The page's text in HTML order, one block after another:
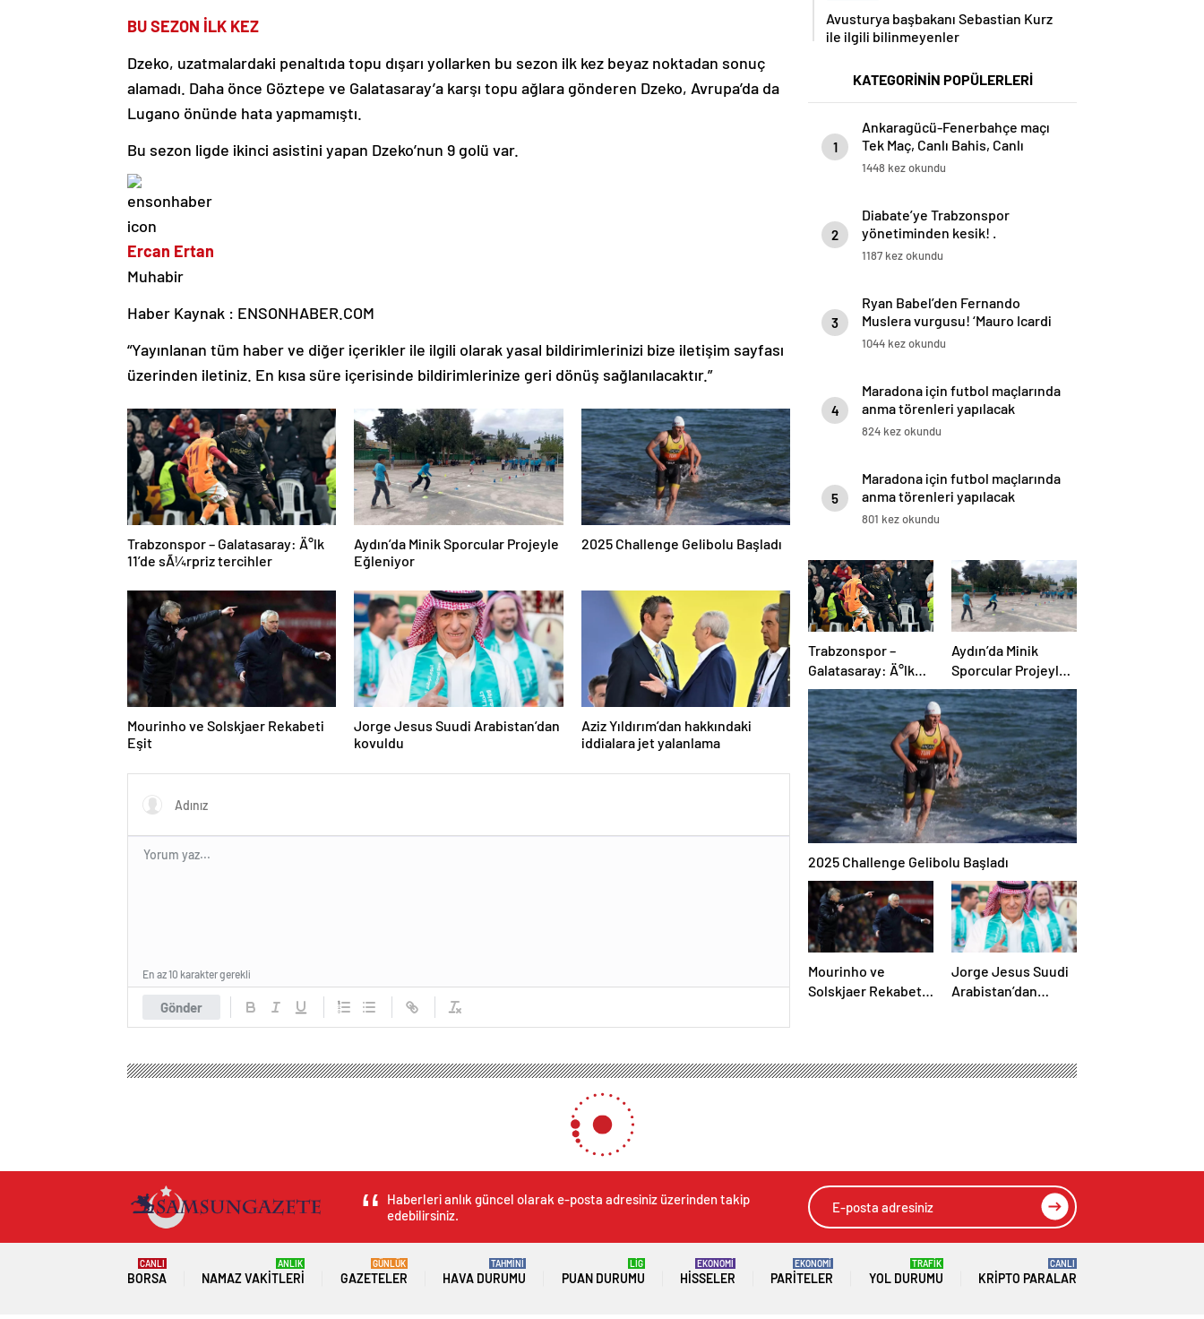
BU SEZON İLK KEZ
Dzeko, uzatmalardaki penaltıda topu dışarı yollarken bu sezon ilk kez beyaz noktadan sonuç
alamadı. Daha önce Göztepe ve Galatasaray’a karşı topu ağlara gönderen Dzeko, Avrupa’da da
Lugano önünde hata yapmamıştı.
Bu sezon ligde ikinci asistini yapan Dzeko’nun 9 golü var.
Ercan Ertan
Muhabir
Haber Kaynak : ENSONHABER.COM
“Yayınlanan tüm haber ve diğer içerikler ile ilgili olarak yasal bildirimlerinizi bize iletişim sayfası
üzerinden iletiniz. En kısa süre içerisinde bildirimlerinize geri dönüş sağlanılacaktır.”
Trabzonspor – Galatasaray: Ä°lk
11’de sÃ¼rpriz tercihler
Aydın’da Minik Sporcular Projeyle
Eğleniyor
2025 Challenge Gelibolu Başladı
Mourinho ve Solskjaer Rekabeti
Eşit
Jorge Jesus Suudi Arabistan’dan
kovuldu
Aziz Yıldırım’dan hakkındaki
iddialara jet yalanlama
Gönder
En az 10 karakter gerekli
Avusturya başbakanı Sebastian Kurz
ile ilgili bilinmeyenler
KATEGORİNİN POPÜLERLERİ
1
Ankaragücü-Fenerbahçe maçı
Tek Maç, Canlı Bahis, Canlı
Sohbet ve Şampiyon Oran
1448 kez okundu
2
Diabate’ye Trabzonspor
yönetiminden kesik! .
1187 kez okundu
3
Ryan Babel’den Fernando
Muslera vurgusu! ‘Mauro Icardi
her zaman gol atmak ister’
1044 kez okundu
4
Maradona için futbol maçlarında
anma törenleri yapılacak
824 kez okundu
5
Maradona için futbol maçlarında
anma törenleri yapılacak
801 kez okundu
Trabzonspor –
Galatasaray: Ä°lk
11’de sÃ¼rpriz
tercihler
Aydın’da Minik
Sporcular Projeyle
Eğleniyor
2025 Challenge Gelibolu Başladı
Mourinho ve
Solskjaer Rekabeti
Jorge Jesus Suudi
Arabistan’dan
Haberleri anlık güncel olarak e-posta adresiniz üzerinden takip
edebilirsiniz.
BORSA
CANLI
NAMAZ VAKITLERI
ANLIK
GAZETELER
GÜNLÜK
HAVA DURUMU
TAHMİNİ
PUAN DURUMU
LİG
HISSELER
EKONOMİ
PARITELER
EKONOMİ
YOL DURUMU
TRAFİK
KRIPTO PARALAR
CANLI